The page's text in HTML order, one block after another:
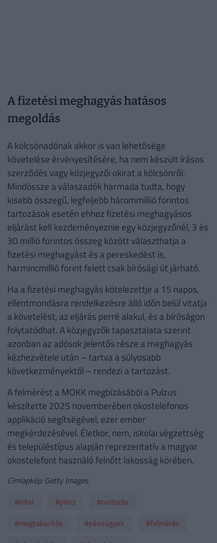
A fizetési meghagyás hatásos
megoldás
A kölcsönadónak akkor is van lehetősége
követelése érvényesítésére, ha nem készült írásos
szerződés vagy közjegyzői okirat a kölcsönről.
Mindössze a válaszadók harmada tudta, hogy
kisebb összegű, legfeljebb hárommillió forintos
tartozások esetén ehhez fizetési meghagyásos
eljárást kell kezdeményeznie egy közjegyzőnél, 3 és
30 millió forintos összeg között választhatja a
fizetési meghagyást és a pereskedést is,
harmincmillió forint felett csak bírósági út járható.
Ha a fizetési meghagyás kötelezettje a 15 napos,
ellentmondásra rendelkezésre álló időn belül vitatja
a követelést, az eljárás perré alakul, és a bíróságon
folytatódhat. A közjegyzők tapasztalata szerint
azonban az adósok jelentős része a meghagyás
kézhezvétele után – tartva a súlyosabb
következményektől – rendezi a tartozást.
A felmérést a MOKK megbízásából a Pulzus
készítette 2025 novemberében okostelefonos
applikáció segítségével, ezer ember
megkérdezésével. Életkor, nem, iskolai végzettség
és településtípus alapján reprezentatív a magyar
okostelefont használó felnőtt lakosság körében.
Címlapkép: Getty Images
#hitel
#pénz
#tartozás
#megtakarítás
#pénzügyek
#felmérés